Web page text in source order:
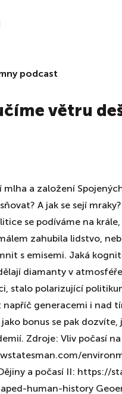
podcast
větru
mlha a založení
A jak se sejí
se podíváme na
zahubila lidstvo,
s emisemi. Jaká
diamanty v
stalo polarizující
generacemi i nad
bonus se pak dozvíte,
Zdroje: Vliv počasí
a počasí II: https://
human-history